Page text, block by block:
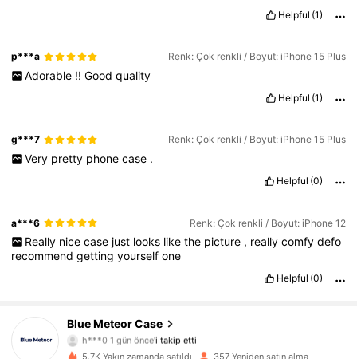
Helpful (1)
p***a Renk: Çok renkli / Boyut: iPhone 15 Plus
Adorable !! Good quality
Helpful (1)
g***7 Renk: Çok renkli / Boyut: iPhone 15 Plus
Very pretty phone case .
Helpful (0)
a***6 Renk: Çok renkli / Boyut: iPhone 12
Really nice case just looks like the picture , really comfy defo
recommendgettingyourselfone
Helpful (0)
Blue Meteor Case
4,89
56 Takipçiler
h***0 1 gün önce'i takip etti
4,89
56 Takipçiler